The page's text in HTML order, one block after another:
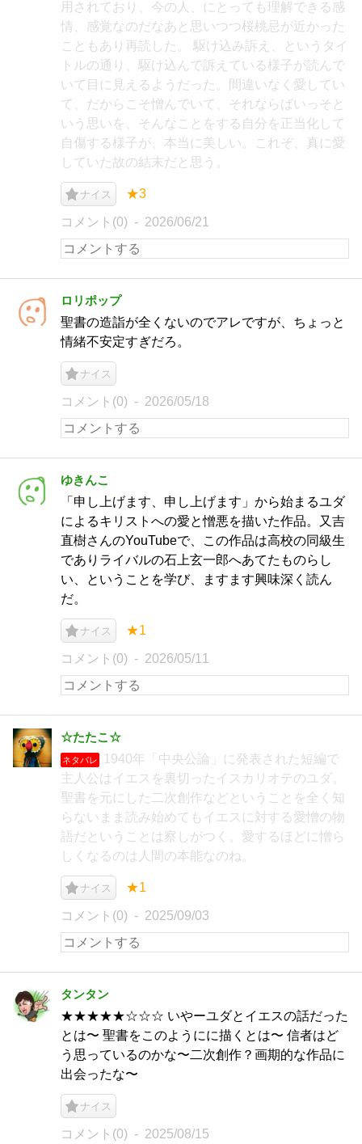
用されており、今の人、にとっても理解できる感
情、感覚なのだなあと思いつつ桜桃忌が近かった
こともあり再読した。 駆け込み訴え、というタイ
トルの通り、駆け込んで訴えている様子が読んで
いて目に見えるようだった。間違いなく愛してい
て、だからこそ憎んでいて、それならばいっそと
いう思いを、そんなことをする自分を正当化して
自傷する様子が、本当に美しい。これぞ、真に愛
していた故の結末だと思う。
ナイス ★3
コメント(0) 2026/06/21
ロリポップ
聖書の造詣が全くないのでアレですが、ちょっと
情緒不安定すぎだろ。
ナイス
コメント(0) 2026/05/18
ゆきんこ
「申し上げます、申し上げます」から始まるユダ
によるキリストへの愛と憎悪を描いた作品。又吉
直樹さんのYouTubeで、この作品は高校の同級生
でありライバルの石上玄一郎へあてたものらし
い、ということを学び、ますます興味深く読ん
だ。
ナイス ★1
コメント(0) 2026/05/11
☆たたこ☆
ネタバレ
1940年「中央公論」に発表された短編で
主人公はイエスを裏切ったイスカリオテのユダ。
聖書を元にした二次創作などということを全く知
らないまま読み始めてもイエスに対する愛憎の物
語だということは察しがつく。愛するほどに憎ら
しくなるのは人間の本能なのね。
ナイス ★1
コメント(0) 2025/09/03
タンタン
★★★★★☆☆☆ いやーユダとイエスの話だった
とは〜 聖書をこのようにに描くとは〜 信者はど
う思っているのかな〜二次創作？画期的な作品に
出会ったな〜
ナイス
コメント(0) 2025/08/15